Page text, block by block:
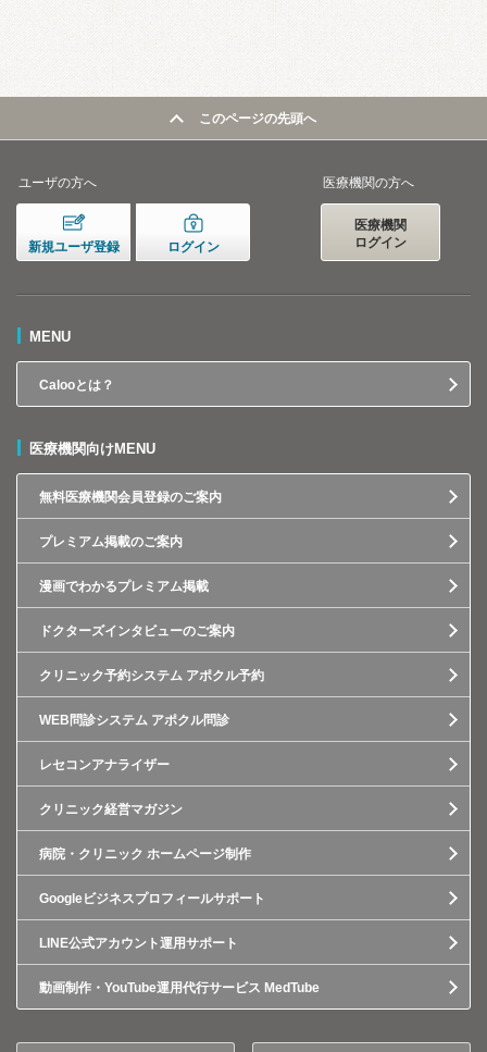
このページの先頭へ
ユーザの方へ
新規ユーザ登録 ログイン
医療機関の方へ
医療機関
ログイン
MENU
Calooとは？
医療機関向けMENU
無料医療機関会員登録のご案内
プレミアム掲載のご案内
漫画でわかるプレミアム掲載
ドクターズインタビューのご案内
クリニック予約システム アポクル予約
WEB問診システム アポクル問診
レセコンアナライザー
クリニック経営マガジン
病院・クリニック ホームページ制作
Googleビジネスプロフィールサポート
LINE公式アカウント運用サポート
動画制作・YouTube運用代行サービス MedTube